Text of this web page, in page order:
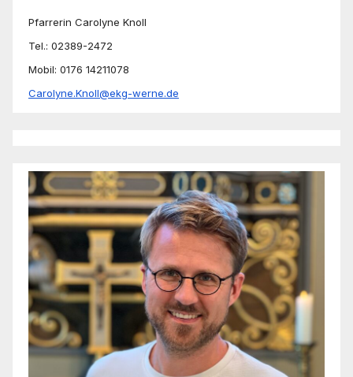
Pfarrerin Carolyne Knoll
Tel.: 02389-2472
Mobil: 0176 14211078
Carolyne.Knoll@ekg-werne.de